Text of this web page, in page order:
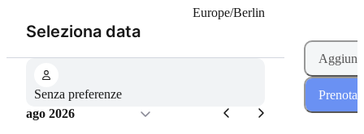
Seleziona data(Passo 1 di 2)
Europe/Berlin
Senza preferenze
ago 2026
Prenota